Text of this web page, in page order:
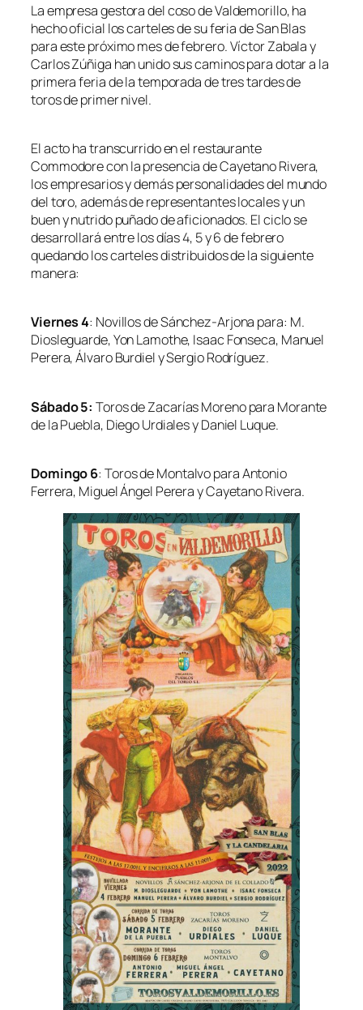
La empresa gestora del coso de Valdemorillo, ha
hecho oficial los carteles de su feria de San Blas
para este próximo mes de febrero. Víctor Zabala y
Carlos Zúñiga han unido sus caminos para dotar a la
primera feria de la temporada de tres tardes de
toros de primer nivel.
El acto ha transcurrido en el restaurante
Commodore con la presencia de Cayetano Rivera,
los empresarios y demás personalidades del mundo
del toro, además de representantes locales y un
buen y nutrido puñado de aficionados. El ciclo se
desarrollará entre los días 4, 5 y 6 de febrero
quedando los carteles distribuidos de la siguiente
manera:
Viernes 4: Novillos de Sánchez-Arjona para: M.
Diosleguarde, Yon Lamothe, Isaac Fonseca, Manuel
Perera, Álvaro Burdiel y Sergio Rodríguez.
Sábado 5: Toros de Zacarías Moreno para Morante
de la Puebla, Diego Urdiales y Daniel Luque.
Domingo 6: Toros de Montalvo para Antonio
Ferrera, Miguel Ángel Perera y Cayetano Rivera.